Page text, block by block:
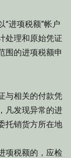
进项税额”帐户
处理和原始凭证
围的进项税额申
相关的付款凭
凡发现异常的进
托销货方所在地
税额的，应检